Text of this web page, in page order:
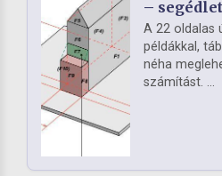
– segédlet
A 22 oldalas
példákkal,
néha
számítást. ...